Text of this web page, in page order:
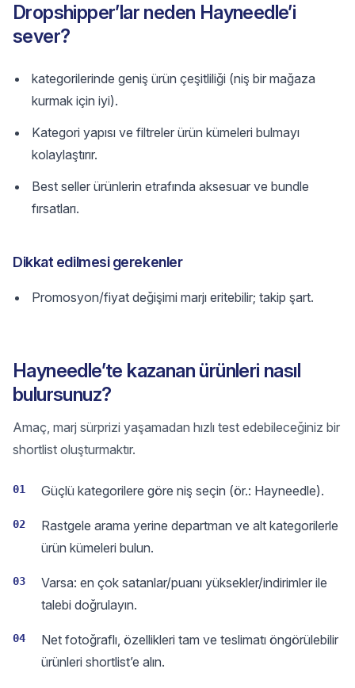
Dropshipper’lar neden Hayneedle’i
sever?
kategorilerinde geniş ürün çeşitliliği (niş bir mağaza
kurmak için iyi).
Kategori yapısı ve filtreler ürün kümeleri bulmayı
kolaylaştırır.
Best seller ürünlerin etrafında aksesuar ve bundle
fırsatları.
Dikkat edilmesi gerekenler
Promosyon/fiyat değişimi marjı eritebilir; takip şart.
Hayneedle’te kazanan ürünleri nasıl
bulursunuz?
Amaç, marj sürprizi yaşamadan hızlı test edebileceğiniz bir
shortlist oluşturmaktır.
01 Güçlü kategorilere göre niş seçin (ör.: Hayneedle).
02
Rastgele arama yerine departman ve alt kategorilerle
ürün kümeleri bulun.
03
Varsa: en çok satanlar/puanı yüksekler/indirimler ile
talebi doğrulayın.
04
Net fotoğraflı, özellikleri tam ve teslimatı öngörülebilir
ürünleri shortlist’e alın.